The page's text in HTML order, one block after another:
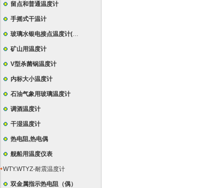
留点和普通温度计
手摇式干温计
玻璃水银电接点温度计(导电表)
矿山用温度计
V型杀菌锅温度计
内标大小温度计
石油气象用玻璃温度计
调酒温度计
干湿温度计
热电阻,热电偶
舰船用温度仪表
WTY.WTYZ-耐震温度计
双金属指示热电阻（偶）